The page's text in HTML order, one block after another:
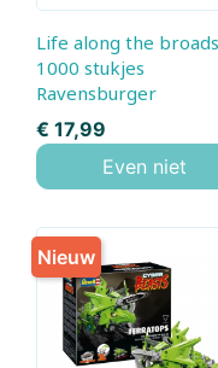
Life along the broads,
1000 stukjes
Ravensburger
Prijs
€ 17,99
Even niet
Nieuw